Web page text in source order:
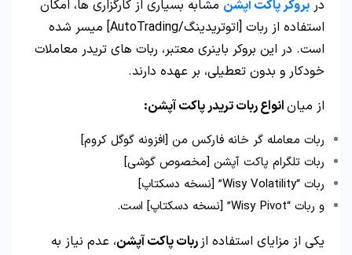
در بروکر پاکت آپشن مشابه بسیاری از کارگزاری ها، امکان
استفاده از ربات [اتوتریدینگ/AutoTrading] میسر شده
است. در این بروکر باینری معتبر، ربات های تریدر معاملات
خودکار و بدون تعطیلی، بر عهده دارند.
از میانانواع ربات تریدر پاکت آپشن:
ربات معامله گر خانه فارکس من [افزونه گوگل کروم]
ربات تلگرام پاکت آپشن [مخصوص گوشی]
ربات “Wisy Volatility” [نسخه دسکتاپ]
و ربات “Wisy Pivot” [نسخه دسکتاپ] است.
یکی از مزایای استفاده ازربات پاکت آپشن، عدم نیاز به